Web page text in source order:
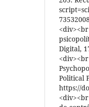
Digital,
Political
https://